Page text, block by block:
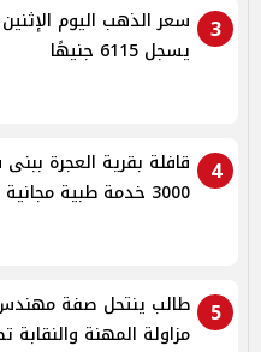
3
يسجل 6115 جنيهًا
4
قافلة بقرية العجرة
3000 خدمة طبية مجانية
5
طالب ينتحل صفة
مزاولة المهنة والنقابة